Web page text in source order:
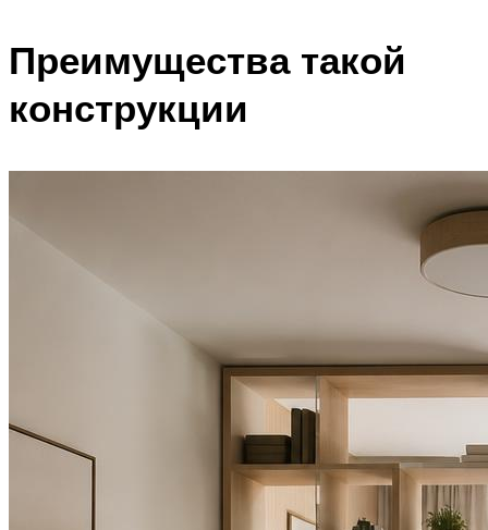
Преимущества такой
конструкции